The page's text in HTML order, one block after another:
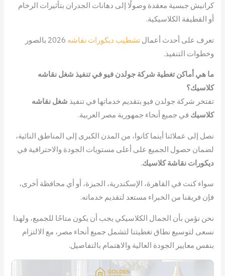
كرانيش جبسية معقدة وصولًا إلى دهانات الجدران بتأثيرات الرخام
أو القطيفة الكلاسيكية.
تعرف على أحدث أعمالتشطيب ديكورات نقاشه
2026 بالصور
وخطوات التنفيذ.
ما هي أماكن تغطية شركة جولدن فيو في تنفيذ شغل نقاشه
كلاسيك؟
تفتخر شركة جولدن فيو بتقديم خدماتها في تنفيذ شغل نقاشه
كلاسيك في جميع أنحاء جمهورية مصر العربية.
نصل إلى عملائنا أينما كانوا، من المدن الكبرى إلى المناطق النائية،
لضمان حصول الجميع على أعلى مستويات الجودة والاحترافية في
ديكورات نقاشة كلاسيك.
سواء كنت في القاهرة، الإسكندرية، الجيزة، أو أي محافظة أخرى،
فإن فريقنا من الخبراء مستعد لتقديم خدماته.
نحن نؤمن بأن الجمال الكلاسيكي يجب أن يكون متاحًا للجميع، ولهذا
نسعى لتوسيع نطاق تغطيتنا لتشمل جميع أنحاء مصر، مع الالتزام
بنفس معايير الجودة العالية والاهتمام بالتفاصيل.